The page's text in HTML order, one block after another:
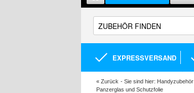
EXPRESSVERSAND
« Zurück - Sie sind hier: Handyzubehör
Panzerglas und Schutzfolie